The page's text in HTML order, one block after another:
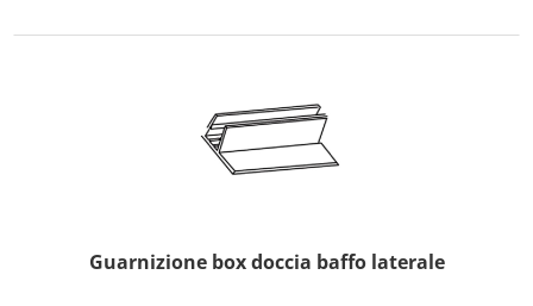
Guarnizione box doccia baffo laterale